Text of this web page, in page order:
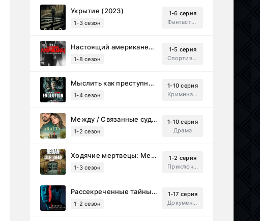
Укрытие (2023)
1-3 сезон
1-6 серия
Фантастика, Триллер, Драма
Настоящий американец / Всеамериканский (2018)
1-8 сезон
1-5 серия
Спортивный, Зарубежный, Драма
Мыслить как преступник: Эволюция (2022)
1-4 сезон
1-10 серия
Криминал, Детектив, Триллер, Драма
Между / Связанные судьбой (2025)
1-2 сезон
1-10 серия
Драма
Ходячие мертвецы: Мертвый город (2023)
1-3 сезон
1-2 серия
Приключения, Ужасы, Триллер
Рассекреченные тайны с Дэвидом Духовны (2025)
1-2 сезон
1-17 серия
Документальный, Исторический, Sci-Fi